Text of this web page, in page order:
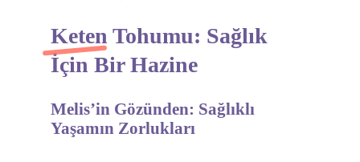
Keten Tohumu: Sağlık
İçin Bir Hazine
Melis’in Gözünden: Sağlıklı
Yaşamın Zorlukları